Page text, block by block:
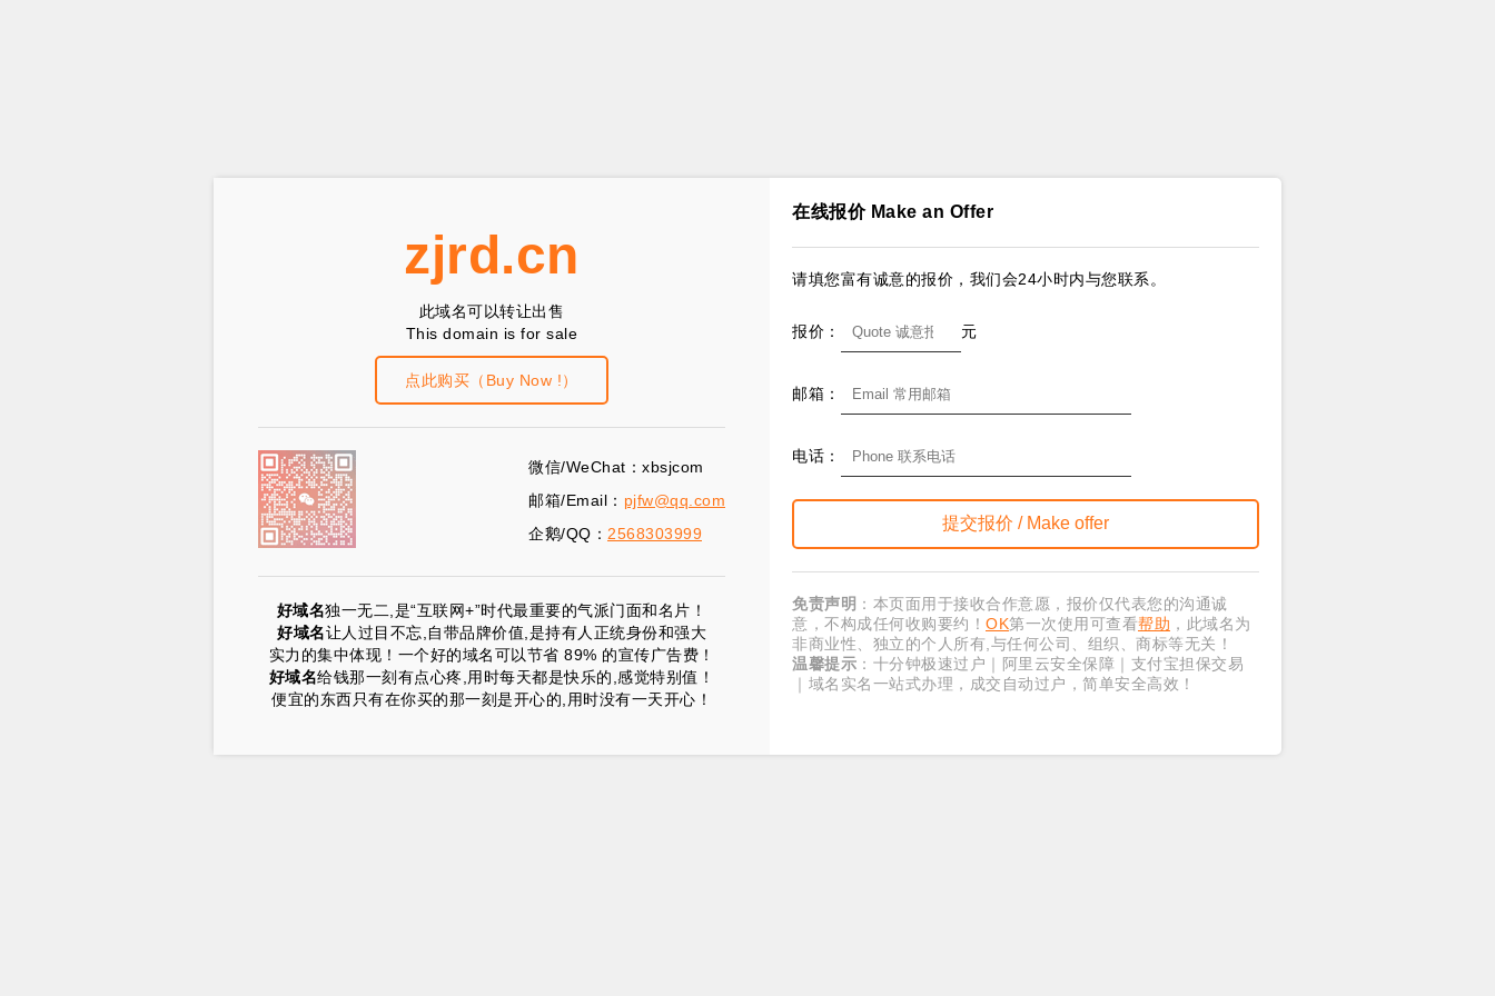
zjrd.cn
此域名可以转让出售
This domain is for sale
点此购买（Buy Now !）
微信/WeChat：xbsjcom
邮箱/Email： pjfw@qq.com
企鹅/QQ： 2568303999
好域名独一无二,是“互联网+”时代最重要的气派门面和名片！
好域名让人过目不忘,自带品牌价值,是持有人正统身份和强大
实力的集中体现！一个好的域名可以节省 89% 的宣传广告费！
好域名给钱那一刻有点心疼,用时每天都是快乐的,感觉特别值！
便宜的东西只有在你买的那一刻是开心的,用时没有一天开心！
在线报价 Make an Offer
请填您富有诚意的报价，我们会24小时内与您联系。
报价： 元
邮箱：
电话：
免责声明 ：本页面用于接收合作意愿，报价仅代表您的沟通诚
意，不构成任何收购要约！ OK第一次使用可查看帮助 ，此域名为
非商业性、独立的个人所有,与任何公司、组织、商标等无关！
温馨提示 ：十分钟极速过户｜阿里云安全保障｜支付宝担保交易
｜域名实名一站式办理，成交自动过户，简单安全高效！